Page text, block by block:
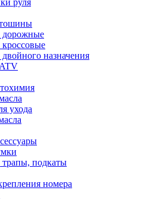
назначения
ухода
трапы, подкаты
номера